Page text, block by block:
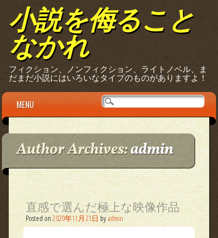
小説を侮ること
なかれ
フィクション、ノンフィクション、ライトノベル、ま
だまだ小説にはいろいなタイプのものがありますよ！
Main menu
Skip
content
MENU
Author Archives:admin
直感で選んだ極上な映像作品
Posted on2020年11月21日 by admin